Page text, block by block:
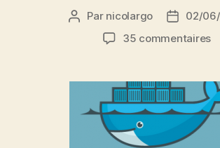
Auteur
l’article
Par nicolargo
Date02/
35 commentairessur